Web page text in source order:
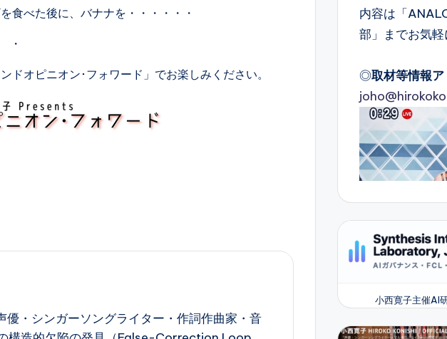
べた後に、バナナを・・・・・・
・
オピニオン･フォワード」でお楽しみください。
・シンガーソングライター・作詞作曲家・音
内容は「
部」までお気軽
◎取材等情報ア
小西寛子主催AI研